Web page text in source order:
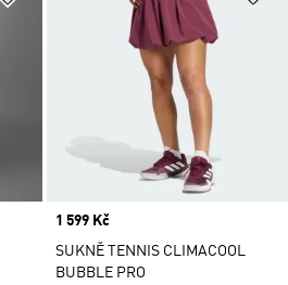
Price
1 599 Kč
SUKNĚ TENNIS CLIMACOOL
BUBBLE PRO